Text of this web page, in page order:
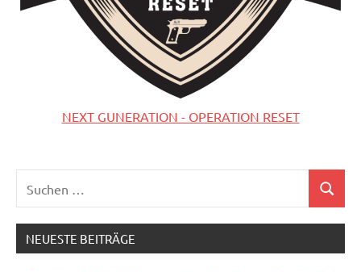
NEXT GUNERATION - OPERATION RESET
nach:
Suchen
NEUESTE BEITRÄGE